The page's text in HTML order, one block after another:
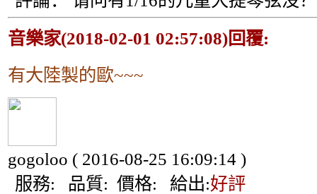
音樂家(2018-02-01 02:57:08)回覆:
有大陸製的歐~~~
gogoloo ( 2016-08-25 16:09:14 )
服務: 品質: 價格: 給出:好評